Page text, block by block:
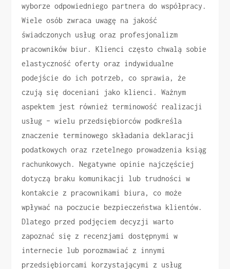
wyborze odpowiedniego partnera do współpracy.
Wiele osób zwraca uwagę na jakość
świadczonych usług oraz profesjonalizm
pracowników biur. Klienci często chwalą sobie
elastyczność oferty oraz indywidualne
podejście do ich potrzeb, co sprawia, że
czują się doceniani jako klienci. Ważnym
aspektem jest również terminowość realizacji
usług – wielu przedsiębiorców podkreśla
znaczenie terminowego składania deklaracji
podatkowych oraz rzetelnego prowadzenia ksiąg
rachunkowych. Negatywne opinie najczęściej
dotyczą braku komunikacji lub trudności w
kontakcie z pracownikami biura, co może
wpływać na poczucie bezpieczeństwa klientów.
Dlatego przed podjęciem decyzji warto
zapoznać się z recenzjami dostępnymi w
internecie lub porozmawiać z innymi
przedsiębiorcami korzystającymi z usług